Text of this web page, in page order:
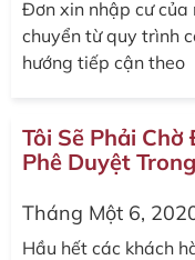
Đơn xin nhập cư của
chuyển từ quy trình
hướng tiếp cận theo
Tôi Sẽ Phải
Phê Duyệt
Tháng Một 6,
Hầu hết các khách